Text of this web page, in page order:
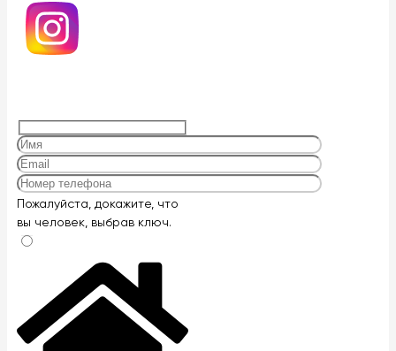
Оставьте
это
поле
Пожалуйста, докажите, что
вы человек, выбравключ.